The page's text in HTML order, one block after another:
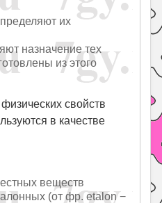
их
назначение тех
из этого
свойств
в качестве
веществ
(от фр. etalon −